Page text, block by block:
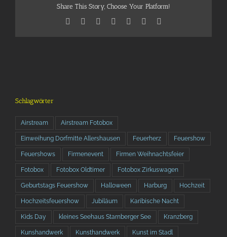
Share This Story, Choose Your Platform!
Facebook Reddit LinkedInTelegram
Tumblr
Schlagwörter
Airstream Airstream Fotobox
Einweihung Dorfmitte Allershausen Feuerherz Feuershow
Feuershows Firmenevent Firmen Weihnachtsfeier
Fotobox Fotobox Oldtimer Fotobox Zirkuswagen
Geburtstags Feuershow Halloween Harburg Hochzeit
Hochzeitsfeuershow Jubiläum Karibische Nacht
Kids Day kleines Seehaus Starnberger See Kranzberg
Kunshandwerk Kunsthandwerk Kunst im Stadl